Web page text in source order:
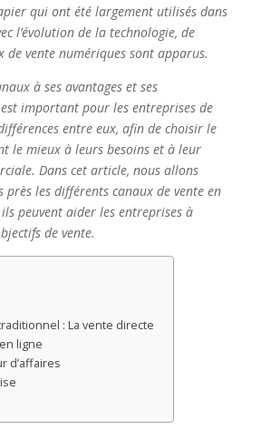
qui ont été largement utilisés dans
l’évolution de la technologie, de
de vente numériques sont apparus.
à ses avantages et ses
important pour les entreprises de
entre eux, afin de choisir le
le mieux à leurs besoins et à leur
Dans cet article, nous allons
près les différents canaux de vente en
peuvent aider les entreprises à
de vente.
: La vente directe
ligne
d’affaires